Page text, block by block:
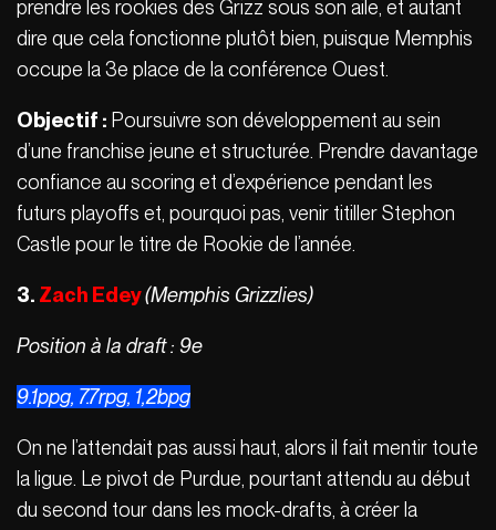
prendre les rookies des Grizz sous son aile, et autant
dire que cela fonctionne plutôt bien, puisque Memphis
occupe la 3e place de la conférence Ouest.
Objectif : Poursuivre son développement au sein
d’une franchise jeune et structurée. Prendre davantage
confiance au scoring et d’expérience pendant les
futurs playoffs et, pourquoi pas, venir titiller Stephon
Castle pour le titre de Rookie de l’année.
3. Zach Edey(Memphis Grizzlies)
Position à la draft : 9e
9.1ppg, 7.7rpg, 1,2bpg
On ne l’attendait pas aussi haut, alors il fait mentir toute
la ligue. Le pivot de Purdue, pourtant attendu au début
du second tour dans les mock-drafts, à créer la